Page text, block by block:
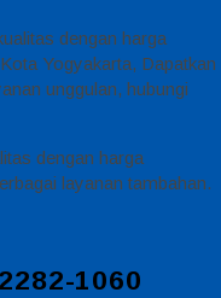
dengan harga
Yogyakarta, Dapatkan
unggulan, hubungi
dengan harga
layanan tambahan.
1060